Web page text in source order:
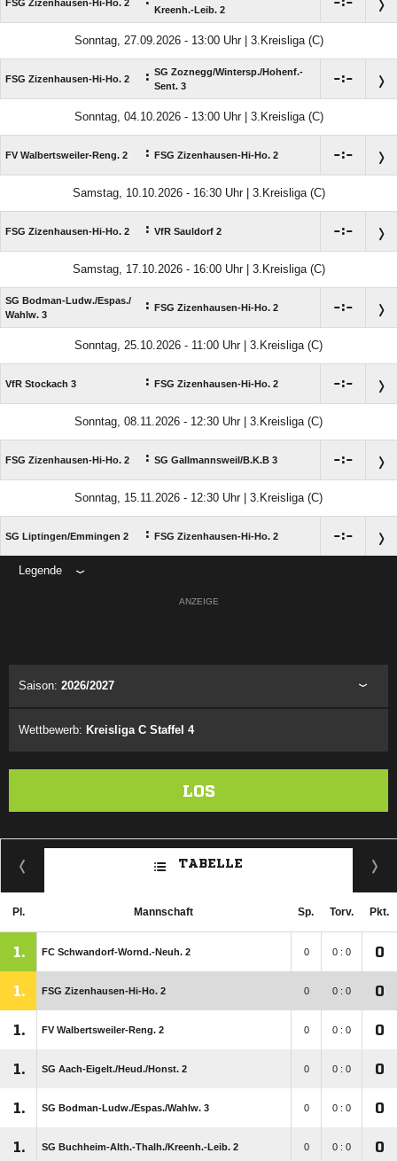
FSG Zizenhausen-Hi-Ho. 2
Kreenh.-Leib. 2
:
Sonntag, 27.09.2026 - 13:00 Uhr | 3.Kreisliga (C)
FSG Zizenhausen-Hi-Ho. 2 : SG Zoznegg/​Wintersp./​Hohenf.-
Sent. 3
:
Sonntag, 04.10.2026 - 13:00 Uhr | 3.Kreisliga (C)
FV Walbertsweiler-Reng. 2 : FSG Zizenhausen-Hi-Ho. 2 :
Samstag, 10.10.2026 - 16:30 Uhr | 3.Kreisliga (C)
FSG Zizenhausen-Hi-Ho. 2 : VfR Sauldorf 2 :
Samstag, 17.10.2026 - 16:00 Uhr | 3.Kreisliga (C)
SG Bodman-Ludw./​Espas./​
Wahlw. 3
: FSG Zizenhausen-Hi-Ho. 2 :
Sonntag, 25.10.2026 - 11:00 Uhr | 3.Kreisliga (C)
VfR Stockach 3 : FSG Zizenhausen-Hi-Ho. 2 :
Sonntag, 08.11.2026 - 12:30 Uhr | 3.Kreisliga (C)
FSG Zizenhausen-Hi-Ho. 2 : SG Gallmannsweil/​B.K.B 3 :
Sonntag, 15.11.2026 - 12:30 Uhr | 3.Kreisliga (C)
SG Liptingen/​Emmingen 2 : FSG Zizenhausen-Hi-Ho. 2 :
Legende
ANZEIGE
Saison: 2026/2027
Wettbewerb: Kreisliga C Staffel 4
LOS
TABELLE
Pl. Mannschaft Sp. Torv. Pkt.
1. FC Schwandorf-Wornd.-Neuh. 2 0 0 : 0 0
1. FSG Zizenhausen-Hi-Ho. 2 0 0 : 0 0
1. FV Walbertsweiler-Reng. 2 0 0 : 0 0
1. SG Aach-Eigelt./​Heud./​Honst. 2 0 0 : 0 0
1. SG Bodman-Ludw./​Espas./​Wahlw. 3 0 0 : 0 0
1. SG Buchheim-Alth.-Thalh./​Kreenh.-Leib. 2 0 0 : 0 0